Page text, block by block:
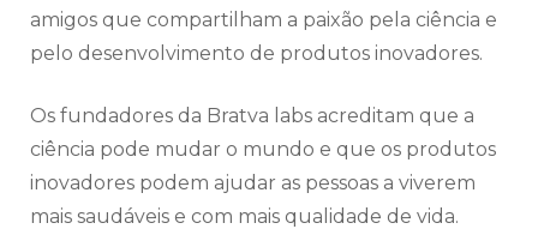
amigos que compartilham a paixão pela ciência e
pelo desenvolvimento de produtos inovadores.
Os fundadores da Bratva labs acreditam que a
ciência pode mudar o mundo e que os produtos
inovadores podem ajudar as pessoas a viverem
mais saudáveis e com mais qualidade de vida.